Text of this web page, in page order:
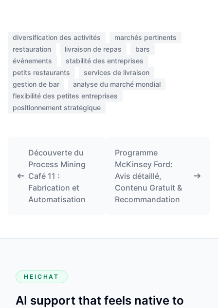
diversification des activités
marchés pertinents
restauration
livraison de repas
bars
événements
stabilité des entreprises
petits restaurants
services de livraison
gestion de bar
analyse du marché mondial
flexibilité des petites entreprises
positionnement stratégique
Découverte du
Process Mining
Café 11 :
Fabrication et
Automatisation
Programme
McKinsey Ford:
Avis détaillé,
Contenu Gratuit &
Recommandation
HEICHAT
AI support that feels native to